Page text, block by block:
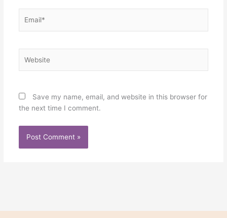
Save my name, email, and website in this browser for
the next time I comment.